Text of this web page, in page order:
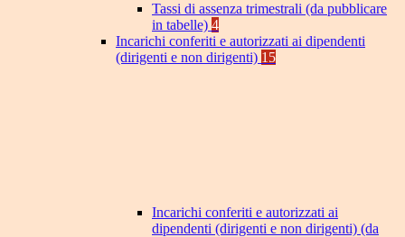
Tassi di assenza trimestrali (da pubblicare
in tabelle) 4
Incarichi conferiti e autorizzati ai dipendenti
(dirigenti e non dirigenti) 15
Incarichi conferiti e autorizzati ai
dipendenti (dirigenti e non dirigenti) (da